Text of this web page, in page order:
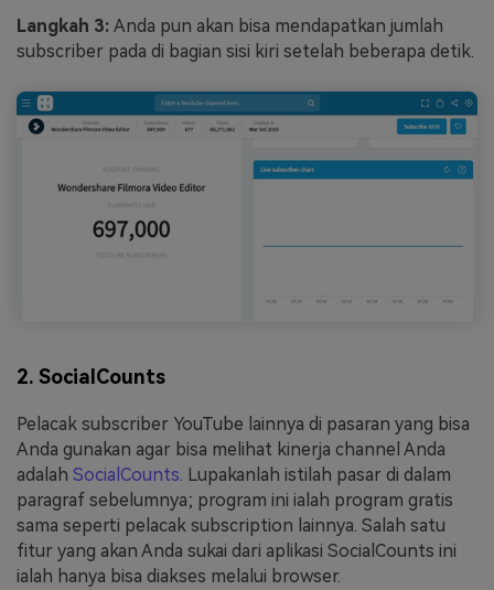
Langkah 3: Anda pun akan bisa mendapatkan jumlah
subscriber pada di bagian sisi kiri setelah beberapa detik.
2. SocialCounts
Pelacak subscriber YouTube lainnya di pasaran yang bisa
Anda gunakan agar bisa melihat kinerja channel Anda
adalah SocialCounts. Lupakanlah istilah pasar di dalam
paragraf sebelumnya; program ini ialah program gratis
sama seperti pelacak subscription lainnya. Salah satu
fitur yang akan Anda sukai dari aplikasi SocialCounts ini
ialah hanya bisa diakses melalui browser.